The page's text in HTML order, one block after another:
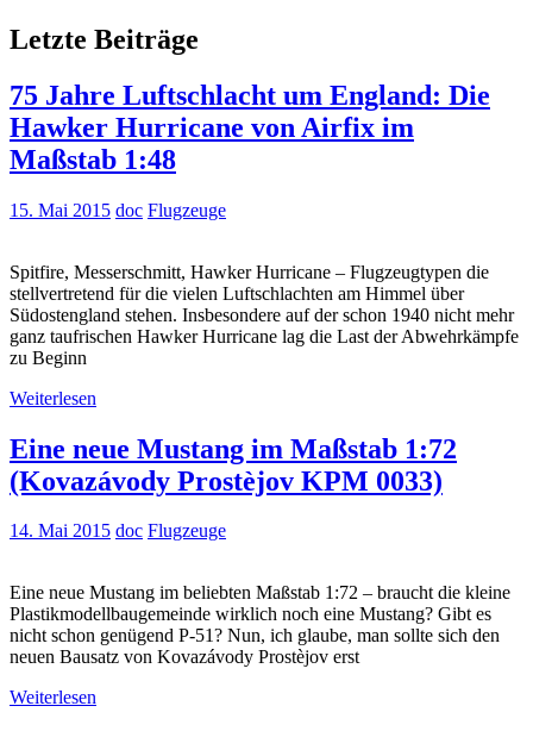
Letzte Beiträge
75 Jahre Luftschlacht um England: Die
Hawker Hurricane von Airfix im
Maßstab 1:48
15. Mai 2015 doc Flugzeuge
Spitfire, Messerschmitt, Hawker Hurricane – Flugzeugtypen die
stellvertretend für die vielen Luftschlachten am Himmel über
Südostengland stehen. Insbesondere auf der schon 1940 nicht mehr
ganz taufrischen Hawker Hurricane lag die Last der Abwehrkämpfe
zu Beginn
Weiterlesen
Eine neue Mustang im Maßstab 1:72
(Kovazávody Prostèjov KPM 0033)
14. Mai 2015 doc Flugzeuge
Eine neue Mustang im beliebten Maßstab 1:72 – braucht die kleine
Plastikmodellbaugemeinde wirklich noch eine Mustang? Gibt es
nicht schon genügend P-51? Nun, ich glaube, man sollte sich den
neuen Bausatz von Kovazávody Prostèjov erst
Weiterlesen